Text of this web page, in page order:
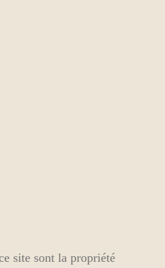
site sont la propriété